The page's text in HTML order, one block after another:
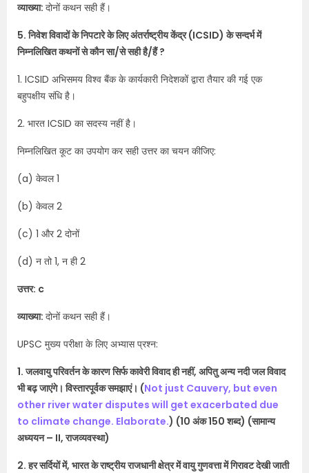
व्याख्या: दोनों कथन सही हैं।
5. निवेश विवादों के निपटारे के लिए अंतर्राष्ट्रीय केंद्र (ICSID) के सन्दर्भ में
निम्नलिखित कथनों से कौन सा/से सही है/हैं ?
1. ICSID अभिसमय विश्व बैंक के कार्यकारी निदेशकों द्वारा तैयार की गई एक
बहुपक्षीय संधि है।
2. भारत ICSID का सदस्य नहीं है।
निम्नलिखित कूट का उपयोग कर सही उत्तर का चयन कीजिए:
(a) केवल 1
(b) केवल 2
(c) 1 और 2 दोनों
(d) न तो 1, न ही 2
उत्तर: c
व्याख्या: दोनों कथन सही हैं।
UPSC मुख्य परीक्षा के लिए अभ्यास प्रश्न:
1. जलवायु परिवर्तन के कारण सिर्फ कावेरी विवाद ही नहीं, अपितु अन्य नदी जल विवाद
भी बढ़ जाएंगे। विस्तारपूर्वक समझाएं। (Not just Cauvery, but even
other river water disputes will get exacerbated due
to climate change. Elaborate.) (10 अंक 150 शब्द)​ (सामान्य
अध्ययन – II, राजव्यवस्था)
2. हर सर्दियों में, भारत के राष्ट्रीय राजधानी क्षेत्र में वायु गुणवत्ता में गिरावट देखी जाती